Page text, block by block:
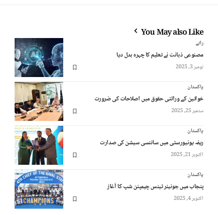
You May also Like
رائے
مصنوعی ذہانت نے تعلیم کا چہرہ بدل دیا
نومبر 3, 2025
پاکستان
خواتین کے وراثتی حقوق میں اصلاحات کی ضرورت
ستمبر 25, 2025
پاکستان
ریفہ یونیورسٹی میں سائنسی سیشن کی صدارت
اکتوبر 21, 2025
پاکستان
پنجاب میں جونیئر ٹینس چیمپئن شپ کا آغاز
اکتوبر 4, 2025